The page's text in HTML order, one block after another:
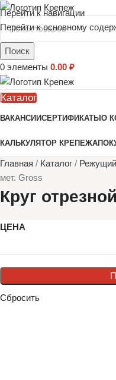
Перейти к навигации
Перейти к основному
Поиск
0 элементы 0.00 ₽
Каталог
ВАКАНСИИСЕРТИФИКАТЫ О
КАЛЬКУЛЯТОР КРЕПЕЖА
Главная / Каталог /
мет. Gross
Круг
ЦЕНА
Сбросить